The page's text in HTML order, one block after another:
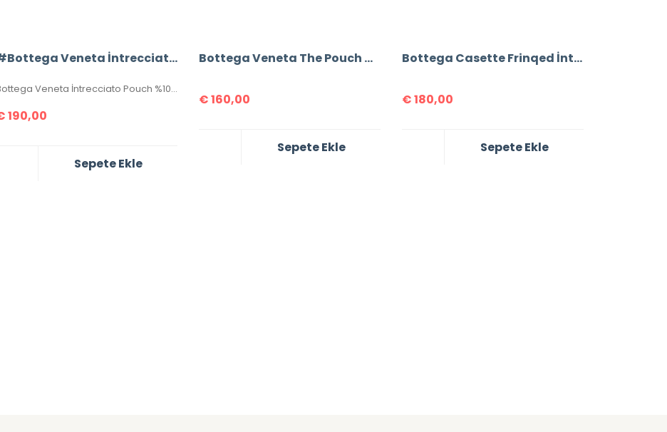
#Bottega Veneta İntrecciato Pouch
Bottega Veneta İntrecciato Pouch %100 Hakiki Deri Clutch. Malzemesi el örgüsü, hakiki kuzu derisidir. Ölçüsü 20×15 cm dir. Kutulu, toz torbalı, sertifikalıdır.
190,00
Sepete Ekle
Bottega Veneta The Pouch Mini Bag
€160,00
Sepete Ekle
Bottega Casette Frinqed İntrecclo Bag
€180,00
Sepete Ekle